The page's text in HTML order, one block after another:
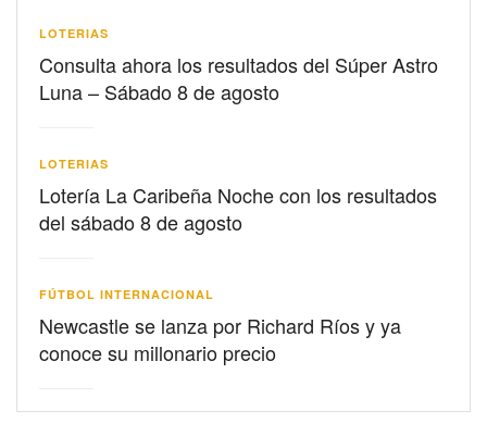
LOTERIAS
Consulta ahora los resultados del Súper Astro
Luna – Sábado 8 de agosto
LOTERIAS
Lotería La Caribeña Noche con los resultados
del sábado 8 de agosto
FÚTBOL INTERNACIONAL
Newcastle se lanza por Richard Ríos y ya
conoce su millonario precio